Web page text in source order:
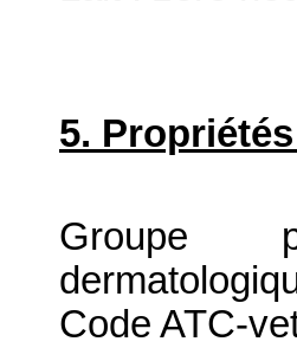
5.
Groupe
Code ATC-